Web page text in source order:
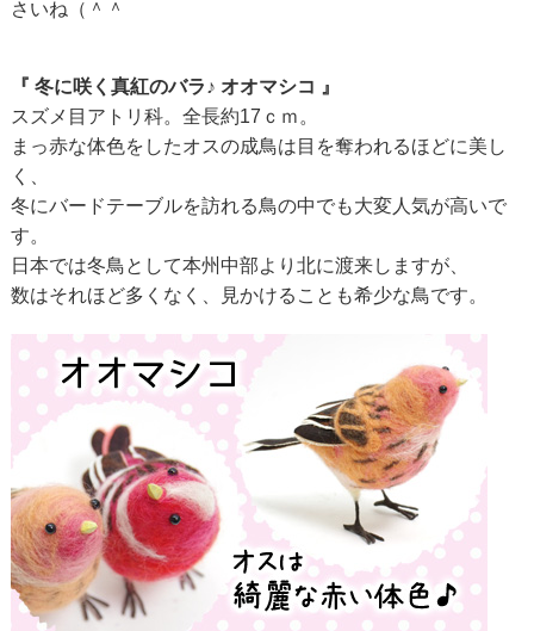
さいね（＾＾
『 冬に咲く真紅のバラ♪ オオマシコ 』
スズメ目アトリ科。全長約17ｃｍ。
まっ赤な体色をしたオスの成鳥は目を奪われるほどに美し
く、
冬にバードテーブルを訪れる鳥の中でも大変人気が高いで
す。
日本では冬鳥として本州中部より北に渡来しますが、
数はそれほど多くなく、見かけることも希少な鳥です。